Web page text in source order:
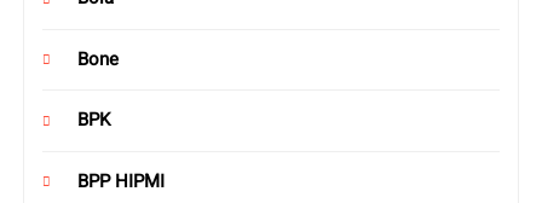
Bone
BPK
BPP HIPMI